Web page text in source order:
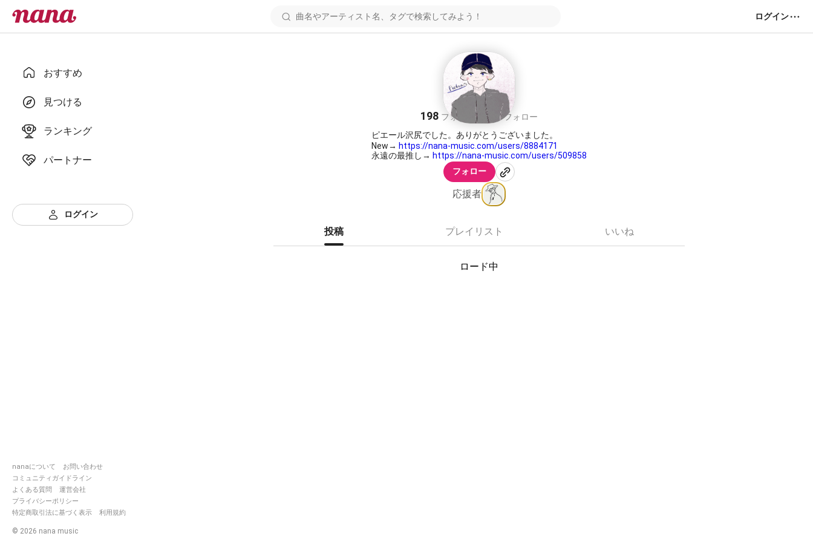
ログイン
おすすめ
見つける
ランキング
パートナー
ログイン
nanaについて
お問い合わせ
コミュニティガイドライン
よくある質問
運営会社
プライバシーポリシー
特定商取引法に基づく表示
利用規約
© 2026 nana music
ピエール沢尻
198 フォロワー 266 フォロー
ピエール沢尻でした。ありがとうございました。
New→ https://nana-music.com/users/8884171
永遠の最推し→ https://nana-music.com/users/509858
フォロー
応援者
投稿 プレイリスト いいね
ロード中